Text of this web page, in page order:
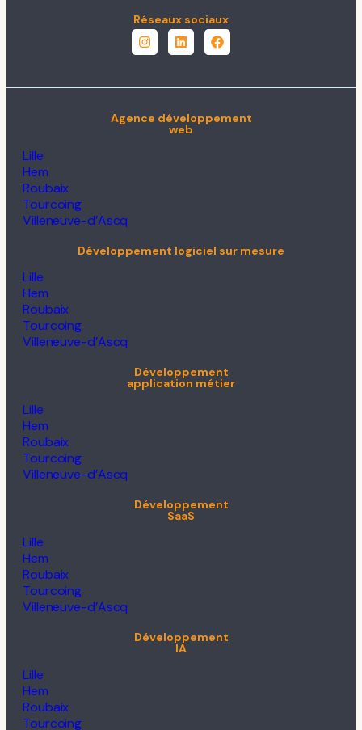
Réseaux sociaux
Agence développement
web
Lille
Hem
Roubaix
Tourcoing
Villeneuve-d’Ascq
Développement logiciel sur mesure
Lille
Hem
Roubaix
Tourcoing
Villeneuve-d’Ascq
Développement
application métier
Lille
Hem
Roubaix
Tourcoing
Villeneuve-d’Ascq
Développement
SaaS
Lille
Hem
Roubaix
Tourcoing
Villeneuve-d’Ascq
Développement
IA
Lille
Hem
Roubaix
Tourcoing